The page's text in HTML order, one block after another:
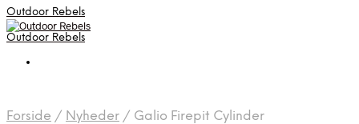
Outdoor Rebels
Outdoor Rebels
Forside / Nyheder / Galio Firepit Cylinder